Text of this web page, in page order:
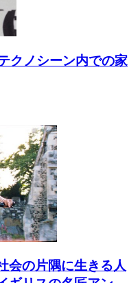
クノシーン内での家
会の片隅に生きる人